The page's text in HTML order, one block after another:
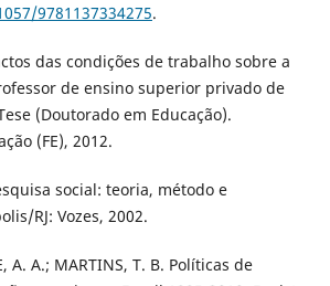
9781137334275.
das condições de trabalho sobre a
de ensino superior privado de
(Doutorado em Educação).
(FE), 2012.
social: teoria, método e
RJ: Vozes, 2002.
A. A.; MARTINS, T. B. Políticas de